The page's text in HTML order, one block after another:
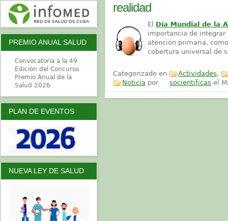
realidad
El Día Mundial de la
importancia de
atención primaria,
cobertura universal de
Categorizado en Actividades,
Noticia por socientificas el
PREMIO ANUAL SALUD
Convocatoria a la 49
Edición del Concurso
Premio Anual de la
Salud 2026
PLAN DE EVENTOS
NUEVA LEY DE SALUD